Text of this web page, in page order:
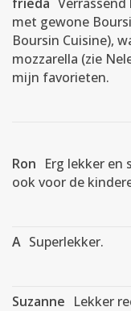
met gewone
Boursin Cuisine),
mozzarella (zie
mijn favorieten.
Ron Erg lekker en
ook voor de
A Superlekker.
Suzanne Lekker